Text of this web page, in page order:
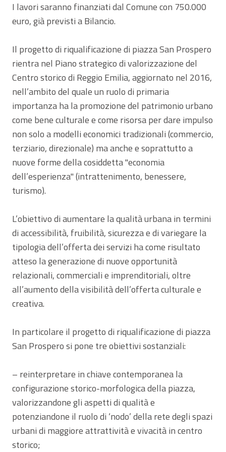
I lavori saranno finanziati dal Comune con 750.000
euro, già previsti a Bilancio.
Il progetto di riqualificazione di piazza San Prospero
rientra nel Piano strategico di valorizzazione del
Centro storico di Reggio Emilia, aggiornato nel 2016,
nell’ambito del quale un ruolo di primaria
importanza ha la promozione del patrimonio urbano
come bene culturale e come risorsa per dare impulso
non solo a modelli economici tradizionali (commercio,
terziario, direzionale) ma anche e soprattutto a
nuove forme della cosiddetta "economia
dell’esperienza" (intrattenimento, benessere,
turismo).
L’obiettivo di aumentare la qualità urbana in termini
di accessibilità, fruibilità, sicurezza e di variegare la
tipologia dell’offerta dei servizi ha come risultato
atteso la generazione di nuove opportunità
relazionali, commerciali e imprenditoriali, oltre
all’aumento della visibilità dell’offerta culturale e
creativa.
In particolare il progetto di riqualificazione di piazza
San Prospero si pone tre obiettivi sostanziali:
– reinterpretare in chiave contemporanea la
configurazione storico-morfologica della piazza,
valorizzandone gli aspetti di qualità e
potenziandone il ruolo di ‘nodo’ della rete degli spazi
urbani di maggiore attrattività e vivacità in centro
storico;